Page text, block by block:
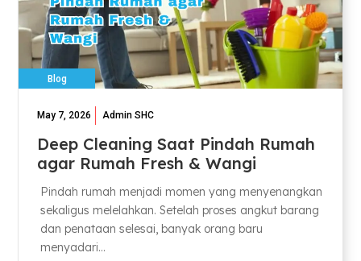
Blog
May 7, 2026 Admin SHC
Deep Cleaning Saat Pindah Rumah
agar Rumah Fresh & Wangi
Pindah rumah menjadi momen yang menyenangkan
sekaligus melelahkan. Setelah proses angkut barang
dan penataan selesai, banyak orang baru
menyadari...